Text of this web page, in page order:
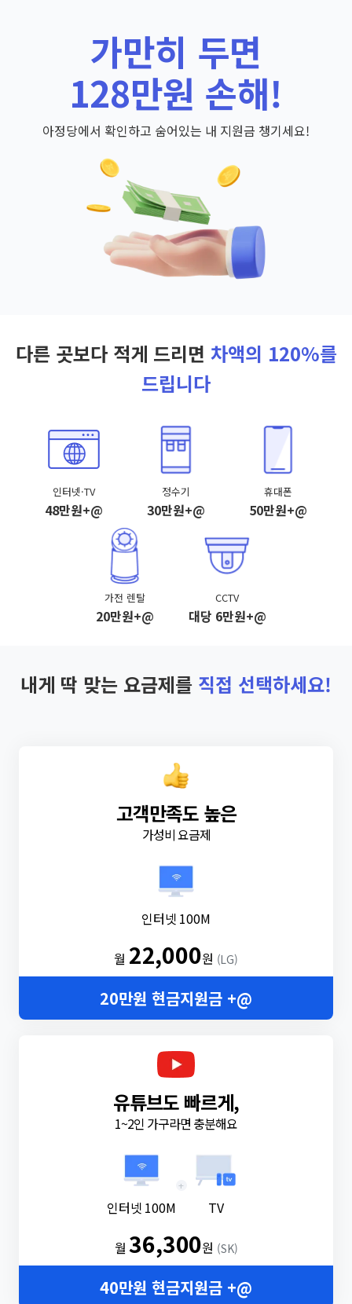
가만히 두면
128만원 손해!
아정당에서 확인하고 숨어있는 내 지원금 챙기세요!
다른 곳보다 적게 드리면 차액의 120%를
드립니다
인터넷·TV
48만원+@
정수기
30만원+@
휴대폰
50만원+@
가전 렌탈
20만원+@
CCTV
대당 6만원+@
내게 딱 맞는 요금제를 직접 선택하세요!
고객만족도 높은
가성비 요금제
인터넷 100M
월 22,000원 (LG)
20만원 현금지원금 +@
유튜브도 빠르게,
1~2인 가구라면 충분해요
인터넷 100M
+
TV
월36,300원 (SK)
40만원 현금지원금 +@